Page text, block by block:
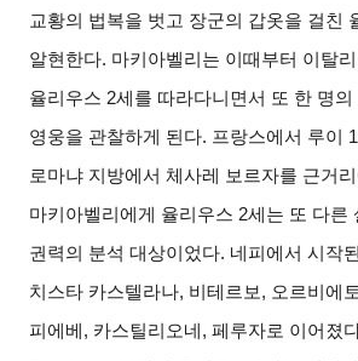
교황의 법복을 벗고 장군의 갑옷을 걸친
알현한다. 마키아벨리는 이때부터 이탈
율리우스 2세를 따라다니면서 또 한 명의
영웅을 관찰하게 된다. 프랑스에서 루이
로마냐 지방에서 체사레 보르자를 근거
마키아벨리에게 율리우스 2세는 또 다른
권력의 분석 대상이었다. 네피에서 시작
치스타 카스텔라나, 비테르보, 오르비에토
피에베 , 카스틸리오네 ,페루자로 이어졌